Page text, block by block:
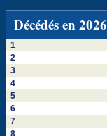
Décédés en 2026
1
2
3
4
5
6
7
8